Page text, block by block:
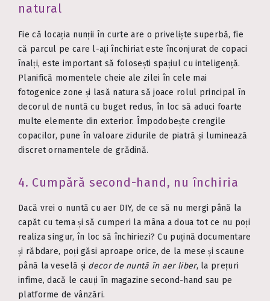
natural
Fie că locația nunții în curte are o priveliște superbă, fie
că parcul pe care l-ați închiriat este înconjurat de copaci
înalți, este important să folosești spațiul cu inteligență.
Planifică momentele cheie ale zilei în cele mai
fotogenice zone și lasă natura să joace rolul principal în
decorul de nuntă cu buget redus, în loc să aduci foarte
multe elemente din exterior. Împodobește crengile
copacilor, pune în valoare zidurile de piatră și luminează
discret ornamentele de grădină.
4. Cumpără second-hand, nu închiria
Dacă vrei o nuntă cu aer DIY, de ce să nu mergi până la
capăt cu tema și să cumperi la mâna a doua tot ce nu poți
realiza singur, în loc să închiriezi? Cu puțină documentare
și răbdare, poți găsi aproape orice, de la mese și scaune
până la veselă și decor de nuntă în aer liber, la prețuri
infime, dacă le cauți în magazine second-hand sau pe
platforme de vânzări.